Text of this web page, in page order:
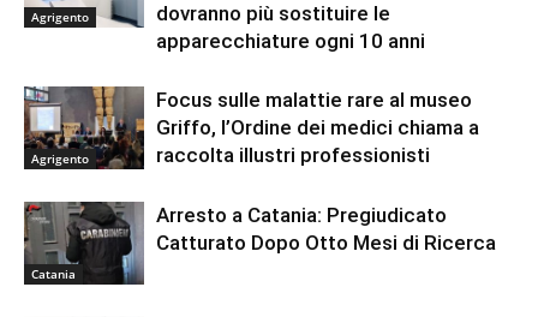
Agrigento
dovranno più sostituire le
apparecchiature ogni 10 anni
Agrigento
Focus sulle malattie rare al museo
Griffo, l’Ordine dei medici chiama a
raccolta illustri professionisti
Catania
Arresto a Catania: Pregiudicato
Catturato Dopo Otto Mesi di Ricerca